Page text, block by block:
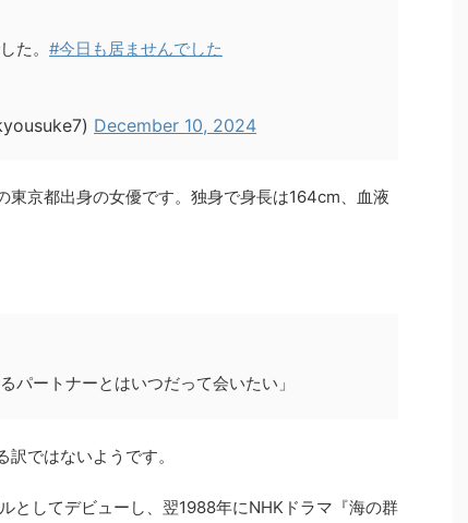
た。 #今日も居ませんでした
December 10, 2024
京都出身の女優です。独身で身長は164cm、血液
パートナーとはいつだって会いたい」
ではないようです。
としてデビューし、翌1988年にNHKドラマ『海の群